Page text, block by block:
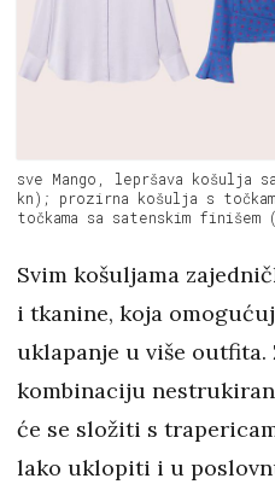
sve Mango, lepršava košulja
kn); prozirna košulja s
točkama sa satenskim finišem
Svim košuljama
i tkanine, koja
uklapanje u više outfita.
kombinaciju
će se složiti s
lako uklopiti i u